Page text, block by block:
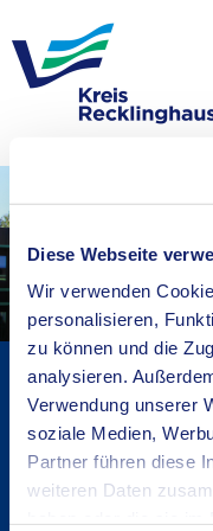
Diese Webseite
Wir verwenden
personalisieren,
zu können und die
analysieren.
Verwendung unserer
soziale Medien,
Partner führen diese
weiteren Daten
Kreisverwaltung A-Z
Bekanntmachungen
Ortsrecht
Karriere beim Kreis